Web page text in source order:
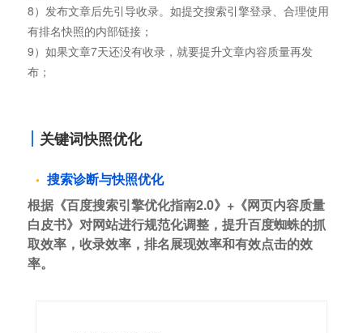
8）发布文章后先引导收录。如提交搜索引擎登录、合理使用
有排名快照的内部链接；
9）如果文章7天还没有收录，就要提升文章内容质量再发
布；
关键词快照优化
搜索诊断与快照优化
根据《百度搜索引擎优化指南2.0》+《网页内容质量
白皮书》对网站进行规范化调整，提升百度蜘蛛的抓
取效率，收录效率，排名展现效率和有效点击的效
率。